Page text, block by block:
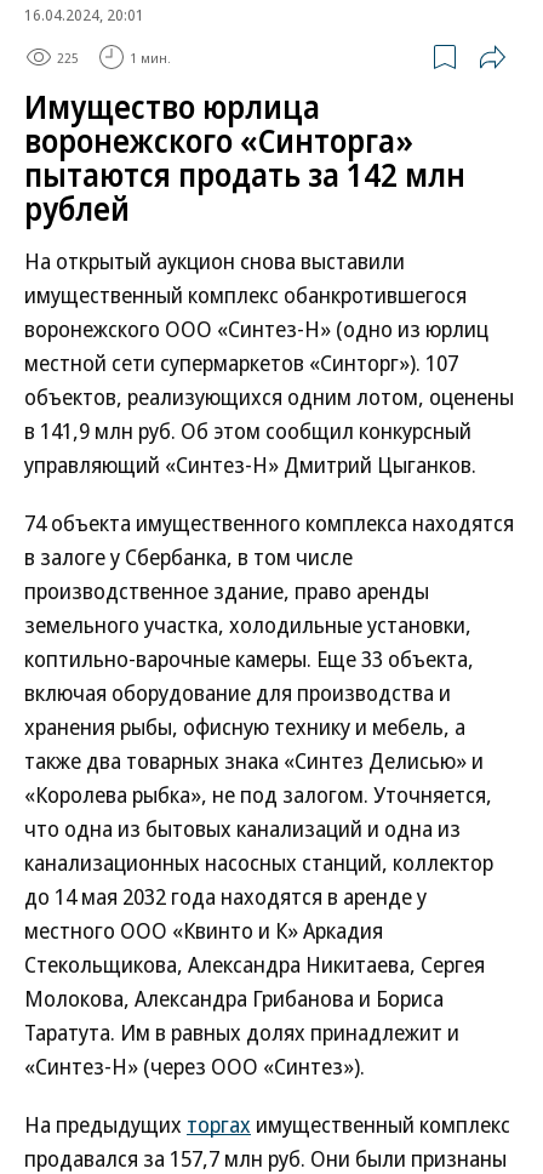
16.04.2024, 20:01
225 1 мин.
Имущество юрлица
воронежского «Синторга»
пытаются продать за 142 млн
рублей
На открытый аукцион снова выставили
имущественный комплекс обанкротившегося
воронежского ООО «Синтез-Н» (одно из юрлиц
местной сети супермаркетов «Синторг»). 107
объектов, реализующихся одним лотом, оценены
в 141,9 млн руб. Об этом сообщил конкурсный
управляющий «Синтез-Н» Дмитрий Цыганков.
74 объекта имущественного комплекса находятся
в залоге у Сбербанка, в том числе
производственное здание, право аренды
земельного участка, холодильные установки,
коптильно-варочные камеры. Еще 33 объекта,
включая оборудование для производства и
хранения рыбы, офисную технику и мебель, а
также два товарных знака «Синтез Делисью» и
«Королева рыбка», не под залогом. Уточняется,
что одна из бытовых канализаций и одна из
канализационных насосных станций, коллектор
до 14 мая 2032 года находятся в аренде у
местного ООО «Квинто и К» Аркадия
Стекольщикова, Александра Никитаева, Сергея
Молокова, Александра Грибанова и Бориса
Таратута. Им в равных долях принадлежит и
«Синтез-Н» (через ООО «Синтез»).
На предыдущих торгах имущественный комплекс
продавался за 157,7 млн руб. Они были признаны